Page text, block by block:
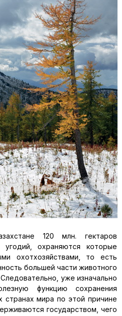
120 млн. гектаров
угодий, охраняются которые
охотхозяйствами, то есть
большей части животного
уже изначально
функцию сохранения
странах мира по этой причине
государством, чего